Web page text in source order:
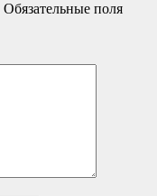
Обязательные поля